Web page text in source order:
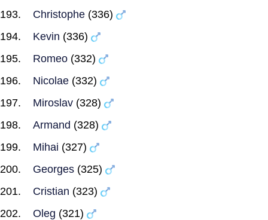
Christophe (336)
Kevin (336)
Romeo (332)
Nicolae (332)
Miroslav (328)
Armand (328)
Mihai (327)
Georges (325)
Cristian (323)
Oleg (321)